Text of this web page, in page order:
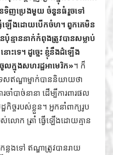
នទិញប្រេងមួយ ចំនួនធំរួចទៅ
ឡើងដោយបើកចំហ។ ពួកគេមិន
ន្មាននាក់កំពុងត្រូវបានសម្លាប់
ទេ។ ដូច្នេះ ខ្ញុំនឹងដំឡើង
ក្នុងសហរដ្ឋអាមេរិក»។ ក៏
េសឥណ្ឌាម្នាក់បាននិយាយថា
ាំបាច់នានា ដើម្បីការពារផល
ចរបស់ខ្លួន។ អ្នកនាំពាក្យរូប
លោក ត្រាំ ធ្វើឡើងដោយគ្មាន
លងទៅ ឥណ្ឌាត្រូវបានរាយ